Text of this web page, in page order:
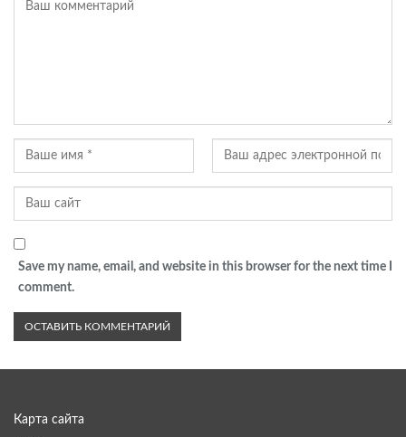
Save my name, email, and website in this browser for the next time I
comment.
Карта сайта